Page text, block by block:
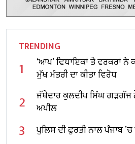
TRENDING
1
‘ਆਪ’ ਵਿਧਾਇਕਾਂ ਤੇ ਵਰਕਰਾਂ
ਮੁੱਖ ਮੰਤਰੀ ਦਾ ਕੀਤਾ ਵਿਰੋਧ
2
ਜੱਥੇਦਾਰ ਕੁਲਦੀਪ ਸਿੰਘ ਗੜਗੱਜ
ਅਪੀਲ
3 ਪੁਲਿਸ ਦੀ ਫੁਰਤੀ ਨਾਲ ਪੰਜਾਬ